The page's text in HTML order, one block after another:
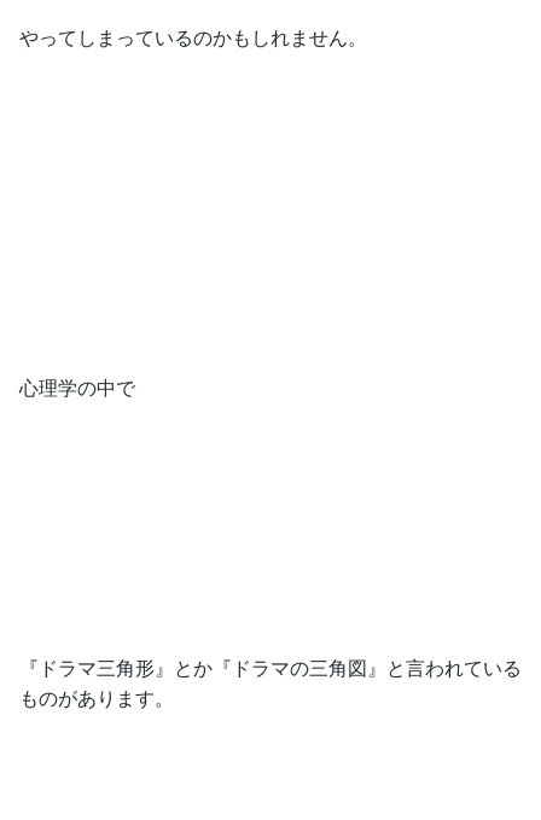
やってしまっているのかもしれません。
心理学の中で
『ドラマ三角形』とか『ドラマの三角図』と言われている
ものがあります。